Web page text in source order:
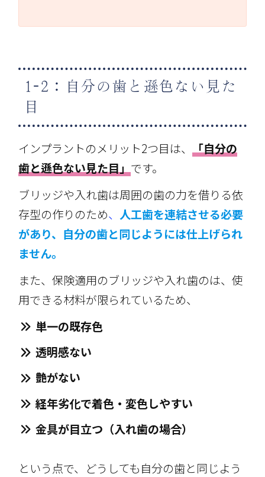
1-2：自分の歯と遜色ない見た
目
インプラントのメリット2つ目は、「自分の
歯と遜色ない見た目」です。
ブリッジや入れ歯は周囲の歯の力を借りる依
存型の作りのため、人工歯を連結させる必要
があり、自分の歯と同じようには仕上げられ
ません。
また、保険適用のブリッジや入れ歯のは、使
用できる材料が限られているため、
単一の既存色
透明感ない
艶がない
経年劣化で着色・変色しやすい
金具が目立つ（入れ歯の場合）
という点で、どうしても自分の歯と同じよう